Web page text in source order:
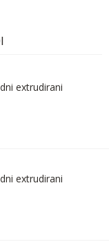
extrudirani
extrudirani